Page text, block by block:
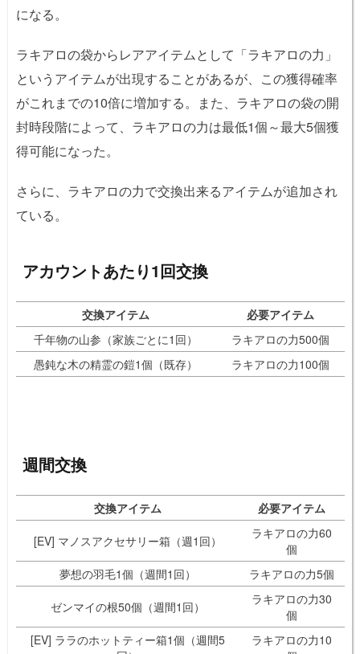
になる。
ラキアロの袋からレアアイテムとして「ラキアロの力」
というアイテムが出現することがあるが、この獲得確率
がこれまでの10倍に増加する。また、ラキアロの袋の開
封時段階によって、ラキアロの力は最低1個～最大5個獲
得可能になった。
さらに、ラキアロの力で交換出来るアイテムが追加され
ている。
アカウントあたり1回交換
交換アイテム
必要アイテム
千年物の山参（家族ごとに1回）
ラキアロの力500個
愚鈍な木の精霊の鎧1個（既存）
ラキアロの力100個
週間交換
交換アイテム 必要アイテム
[EV] マノスアクセサリー箱（週1回）
ラキアロの力60
個
夢想の羽毛1個（週間1回）
ラキアロの力5個
ゼンマイの根50個（週間1回）
ラキアロの力30
個
[EV] ララのホットティー箱1個（週間5
ラキアロの力10